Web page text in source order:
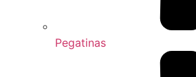
Pegatinas